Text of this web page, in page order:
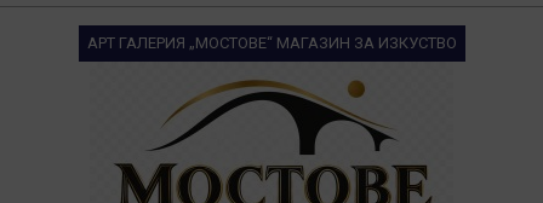
АРТ ГАЛЕРИЯ „МОСТОВЕ“ МАГАЗИН ЗА ИЗКУСТВО